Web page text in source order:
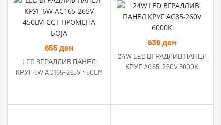
655 ден
LED ВГРАДЛИВ ПАНЕЛ
КРУГ 6W AC165-265V 450LM
636 ден
24W LED ВГРАДЛИВ ПАНЕЛ
КРУГ AC85-260V 6000K